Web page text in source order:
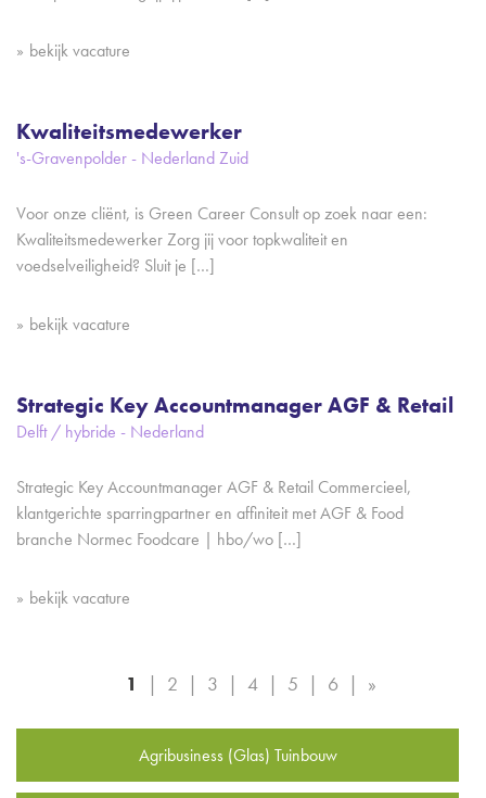
bekijk vacature
Kwaliteitsmedewerker
's-Gravenpolder - Nederland Zuid
Voor onze cliënt, is Green Career Consult op zoek naar een:
Kwaliteitsmedewerker Zorg jij voor topkwaliteit en
voedselveiligheid? Sluit je […]
bekijk vacature
Strategic Key Accountmanager AGF & Retail
Delft / hybride - Nederland
Strategic Key Accountmanager AGF & Retail Commercieel,
klantgerichte sparringpartner en affiniteit met AGF & Food
branche Normec Foodcare | hbo/wo […]
bekijk vacature
1 2 3 4 5 6 »
Agribusiness (Glas) Tuinbouw